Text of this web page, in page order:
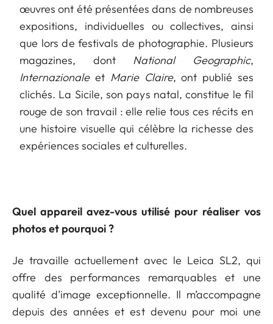
œuvres ont été présentées dans de nombreuses
expositions, individuelles ou collectives, ainsi
que lors de festivals de photographie. Plusieurs
magazines, dont National Geographic,
Internazionaleet Marie Claire, ont publié ses
clichés. La Sicile, son pays natal, constitue le fil
rouge de son travail : elle relie tous ces récits en
une histoire visuelle qui célèbre la richesse des
expériences sociales et culturelles.
Quel appareil avez-vous utilisé pour réaliser vos
photos et pourquoi ?
Je travaille actuellement avec le Leica SL2, qui
offre des performances remarquables et une
qualité d’image exceptionnelle. Il m’accompagne
depuis des années et est devenu pour moi une